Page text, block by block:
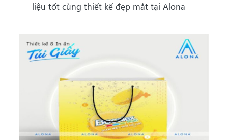
liệu tốt cùng thiết kế đẹp mắt tại Alona